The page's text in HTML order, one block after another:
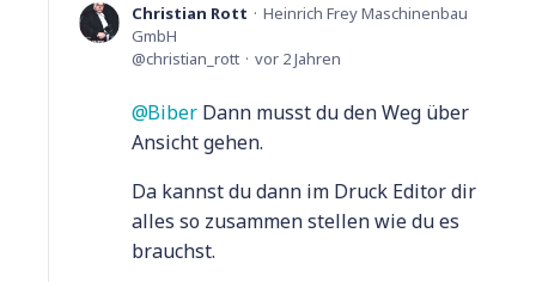
Christian Rott
Heinrich Frey Maschinenbau
GmbH
christian_rott
vor 2 Jahren
Biber Dann musst du den Weg über
Ansicht gehen.
Da kannst du dann im Druck Editor dir
alles so zusammen stellen wie du es
brauchst.